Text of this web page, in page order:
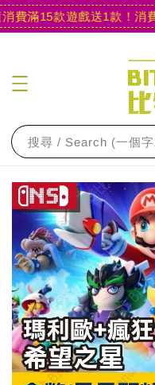
滿15款遊戲送1款！ 消費
搜尋 / Search (一個